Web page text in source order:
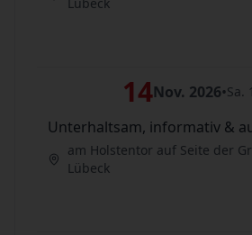
14Nov. 2026•Sa.
Unterhaltsam, informativ &
am Holstentor auf Seite der
Lübeck